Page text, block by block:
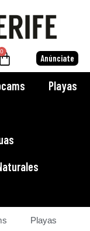
0
Anúnciate
Playas
Playas